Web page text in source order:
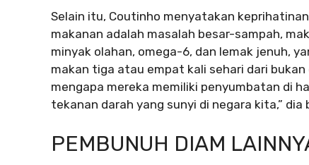
Selain itu, Coutinho menyatakan
makanan adalah masalah besar-sampah,
minyak olahan, omega-6, dan lemak jenuh,
makan tiga atau empat kali sehari dari
mengapa mereka memiliki penyumbatan di
tekanan darah yang sunyi di negara kita,”
PEMBUNUH DIAM